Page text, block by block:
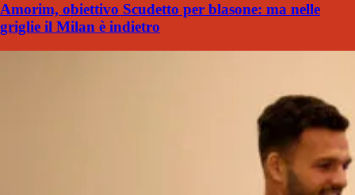
Amorim, obiettivo Scudetto per blasone: ma nelle
griglie il Milan è indietro